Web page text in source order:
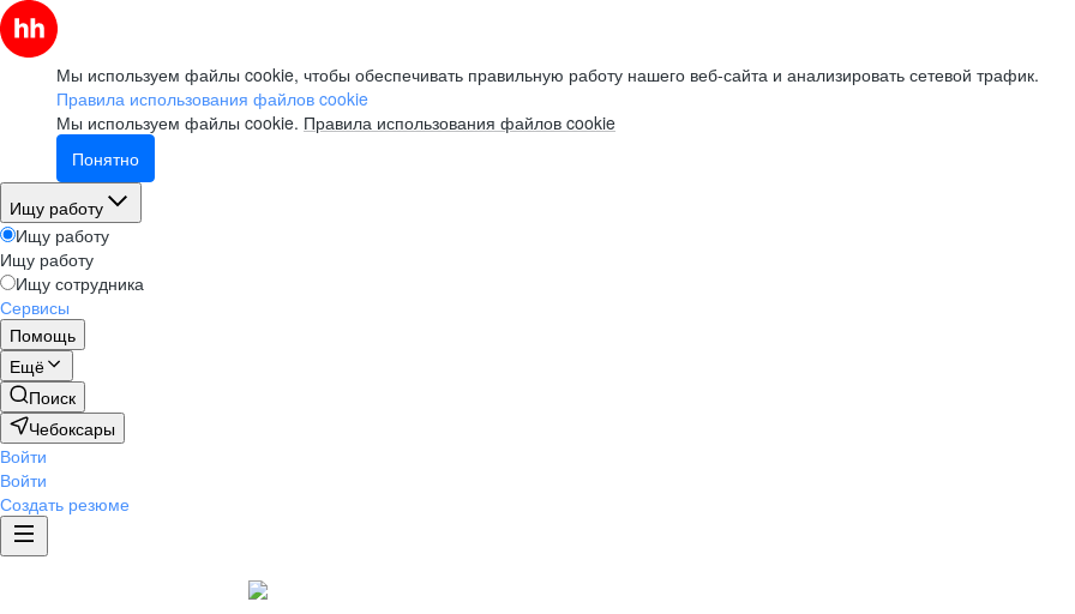
Мы используем файлы cookie, чтобы обеспечивать правильную работу нашего веб-сайта и анализировать сетевой трафик.
Правила использования файлов cookie
Мы используем файлы cookie. Правила использования файлов cookie
Понятно
Ищу работу
Ищу работу
Ищу работу
Ищу сотрудника
Сервисы
Помощь
Ещё
Поиск
Чебоксары
Войти
Войти
Создать резюме